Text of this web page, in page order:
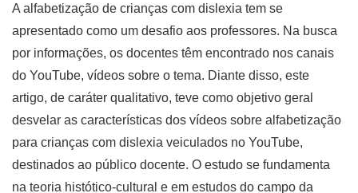
A alfabetização de crianças com dislexia tem se
apresentado como um desafio aos professores. Na busca
por informações, os docentes têm encontrado nos canais
do YouTube, vídeos sobre o tema. Diante disso, este
artigo, de caráter qualitativo, teve como objetivo geral
desvelar as características dos vídeos sobre alfabetização
para crianças com dislexia veiculados no YouTube,
destinados ao público docente. O estudo se fundamenta
na teoria histótico-cultural e em estudos do campo da